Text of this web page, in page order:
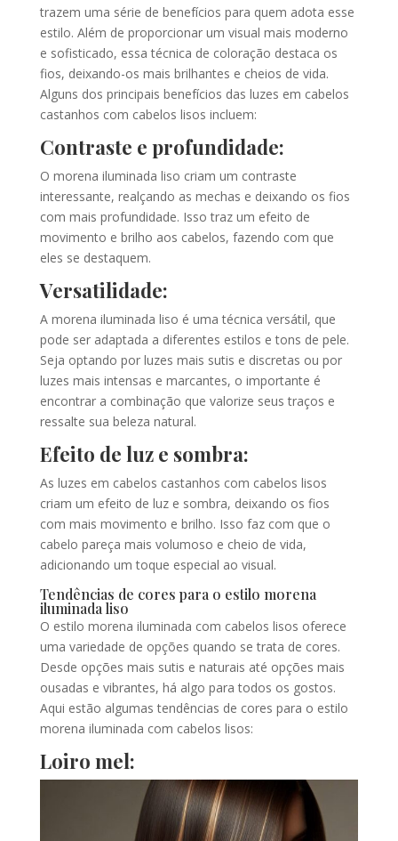
trazem uma série de benefícios para quem adota esse
estilo. Além de proporcionar um visual mais moderno
e sofisticado, essa técnica de coloração destaca os
fios, deixando-os mais brilhantes e cheios de vida.
Alguns dos principais benefícios das luzes em cabelos
castanhos com cabelos lisos incluem:
Contraste e profundidade:
O morena iluminada liso criam um contraste
interessante, realçando as mechas e deixando os fios
com mais profundidade. Isso traz um efeito de
movimento e brilho aos cabelos, fazendo com que
eles se destaquem.
Versatilidade:
A morena iluminada liso é uma técnica versátil, que
pode ser adaptada a diferentes estilos e tons de pele.
Seja optando por luzes mais sutis e discretas ou por
luzes mais intensas e marcantes, o importante é
encontrar a combinação que valorize seus traços e
ressalte sua beleza natural.
Efeito de luz e sombra:
As luzes em cabelos castanhos com cabelos lisos
criam um efeito de luz e sombra, deixando os fios
com mais movimento e brilho. Isso faz com que o
cabelo pareça mais volumoso e cheio de vida,
adicionando um toque especial ao visual.
Tendências de cores para o estilo morena
iluminada liso
O estilo morena iluminada com cabelos lisos oferece
uma variedade de opções quando se trata de cores.
Desde opções mais sutis e naturais até opções mais
ousadas e vibrantes, há algo para todos os gostos.
Aqui estão algumas tendências de cores para o estilo
morena iluminada com cabelos lisos:
Loiro mel: